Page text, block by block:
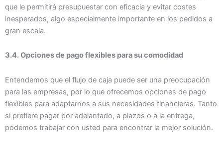
que le permitirá presupuestar con eficacia y evitar costes
inesperados, algo especialmente importante en los pedidos a
gran escala.
3.4. Opciones de pago flexibles para su comodidad
Entendemos que el flujo de caja puede ser una preocupación
para las empresas, por lo que ofrecemos opciones de pago
flexibles para adaptarnos a sus necesidades financieras. Tanto
si prefiere pagar por adelantado, a plazos o a la entrega,
podemos trabajar con usted para encontrar la mejor solución.